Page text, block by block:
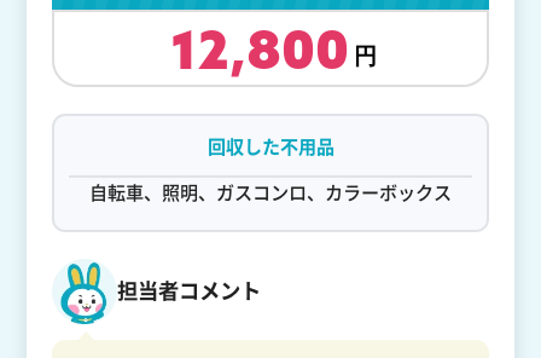
12,800
回収した不用品
自転車、照明、ガスコンロ、カラーボックス
担当者コメント